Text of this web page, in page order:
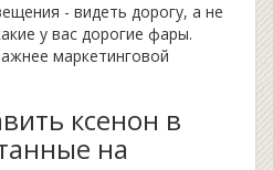
- видеть дорогу, а не
у вас дорогие фары.
маркетинговой
ксенон в
на